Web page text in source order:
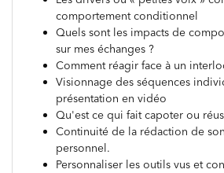
comportement conditionnel
Quels sont les impacts de
sur mes échanges ?
Comment réagir face à un
Visionnage des séquences
présentation en vidéo
Qu'est ce qui fait capoter ou
Continuité de la rédaction de
personnel.
Personnaliser les outils vus et